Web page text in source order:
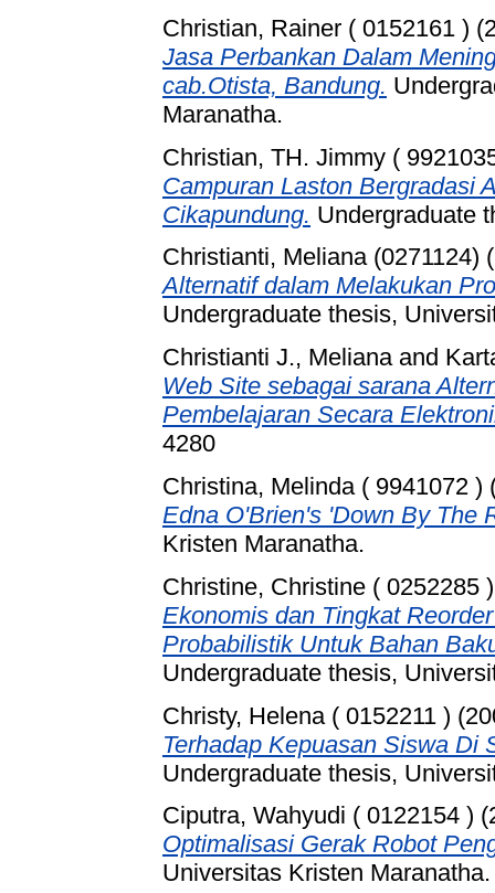
Christian, Rainer ( 0152161 )
Jasa Perbankan Dalam
cab.Otista, Bandung.
Maranatha.
Christian, TH. Jimmy (
Campuran Laston Bergradasi
Cikapundung. Undergraduate
Christianti, Meliana (0271124)
Alternatif dalam Melakukan
Undergraduate thesis,
Christianti J., Melianaand
Web Site sebagai sarana
Pembelajaran Secara
4280
Christina, Melinda ( 9941072 )
Edna O'Brien's 'Down By The
Kristen Maranatha.
Christine, Christine ( 0252285 )
Ekonomis dan Tingkat
Probabilistik Untuk Bahan
Undergraduate thesis,
Christy, Helena ( 0152211 )
Terhadap Kepuasan Siswa Di
Undergraduate thesis,
Ciputra, Wahyudi ( 0122154 )
Optimalisasi Gerak Robot
Universitas Kristen Maranatha.